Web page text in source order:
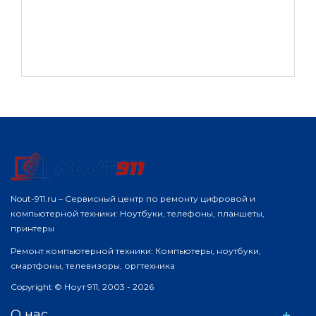
Nout-911.ru – Сервисный центр по ремонту цифровой и
компьютерной техники: Ноутбуки, телефоны, планшеты,
принтеры
Ремонт компьютерной техники: Компьютеры, ноутбуки,
смартфоны, телевизоры, оргтехника
Copyright © Ноут 911, 2003 - 2026